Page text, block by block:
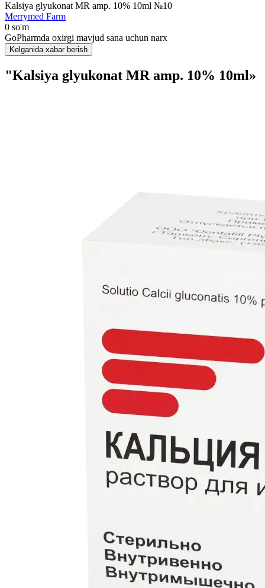
Kalsiya glyukonat MR amp. 10% 10ml №10
Merrymed Farm
0 so'm
GoPharmda oxirgi mavjud sana uchun narx
Kelganida xabar berish
"Kalsiya glyukonat MR amp. 10% 10ml»